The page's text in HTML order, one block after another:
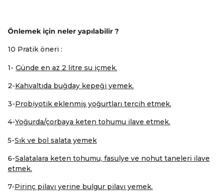
Önlemek için neler yapılabilir ?
10 Pratik öneri :
1- Günde en az 2 litre su içmek.
2-Kahvaltıda buğday kepeği yemek.
3-Probiyotik eklenmiş yoğurtları tercih etmek.
4-Yoğurda/çorbaya keten tohumu ilave etmek.
5-Sık ve bol salata yemek
6-Salatalara keten tohumu, fasulye ve nohut taneleri ilave
etmek.
7-Pirinç pilavı yerine bulgur pilavı yemek.